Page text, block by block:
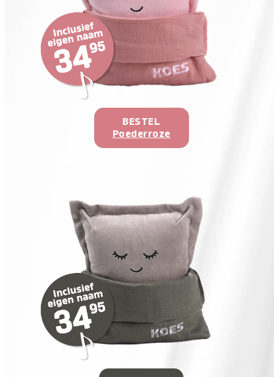
BESTEL
Poederroze